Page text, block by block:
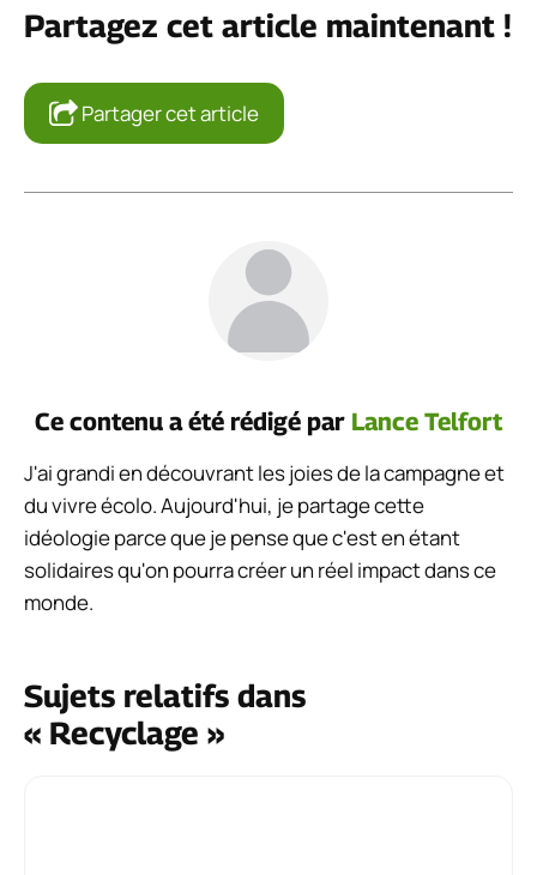
Partagez cet article maintenant !
Partager cet article
Ce contenu a été rédigé par Lance Telfort
J'ai grandi en découvrant les joies de la campagne et
du vivre écolo. Aujourd'hui, je partage cette
idéologie parce que je pense que c'est en étant
solidaires qu'on pourra créer un réel impact dans ce
monde.
Sujets relatifs dans
« Recyclage »